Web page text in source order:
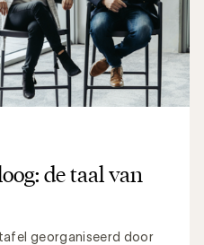
de taal van
georganiseerd door